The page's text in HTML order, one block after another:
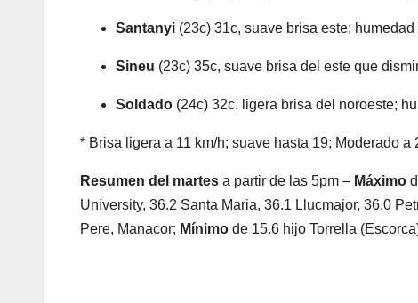
Santanyi (23c) 31c, suave brisa este;
Sineu (23c) 35c, suave brisa del este que
Soldado (24c) 32c, ligera brisa del noroeste;
* Brisa ligera a 11 km/h; suave hasta 19; Moderado a
Resumen del martes a partir de las 5pm – Máximo
University, 36.2 Santa Maria, 36.1 Llucmajor, 36.0
Pere, Manacor; Mínimo de 15.6 hijo Torrella